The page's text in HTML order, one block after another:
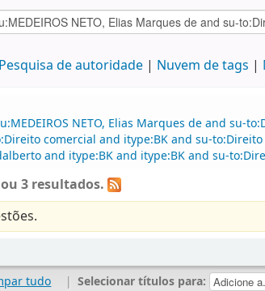
Pesquisa de autoridade Nuvem de tags
NETO, Elias Marques de and su-
comercial and itype:BK and su-
and itype:BK and itype:BK and su-
3 resultados.
tudo | Selecionar títulos para: